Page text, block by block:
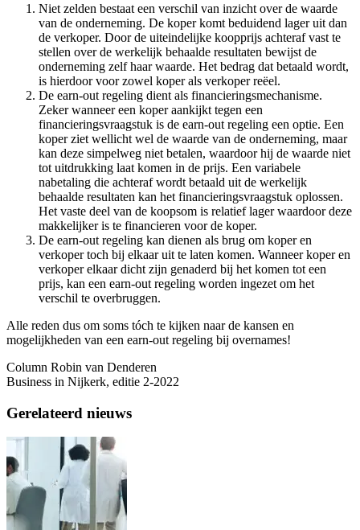
Niet zelden bestaat een verschil van inzicht over de waarde
van de onderneming. De koper komt beduidend lager uit dan
de verkoper. Door de uiteindelijke koopprijs achteraf vast te
stellen over de werkelijk behaalde resultaten bewijst de
onderneming zelf haar waarde. Het bedrag dat betaald wordt,
is hierdoor voor zowel koper als verkoper reëel.
De earn-out regeling dient als financieringsmechanisme.
Zeker wanneer een koper aankijkt tegen een
financieringsvraagstuk is de earn-out regeling een optie. Een
koper ziet wellicht wel de waarde van de onderneming, maar
kan deze simpelweg niet betalen, waardoor hij de waarde niet
tot uitdrukking laat komen in de prijs. Een variabele
nabetaling die achteraf wordt betaald uit de werkelijk
behaalde resultaten kan het financieringsvraagstuk oplossen.
Het vaste deel van de koopsom is relatief lager waardoor deze
makkelijker is te financieren voor de koper.
De earn-out regeling kan dienen als brug om koper en
verkoper toch bij elkaar uit te laten komen. Wanneer koper en
verkoper elkaar dicht zijn genaderd bij het komen tot een
prijs, kan een earn-out regeling worden ingezet om het
verschil te overbruggen.
Alle reden dus om soms tóch te kijken naar de kansen en
mogelijkheden van een earn-out regeling bij overnames!
Column Robin van Denderen
Business in Nijkerk, editie 2-2022
Gerelateerd nieuws